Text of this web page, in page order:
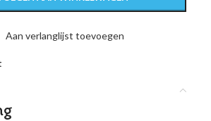
Aan verlanglijst toevoegen